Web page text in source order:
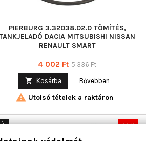
PIERBURG 3.32038.02.0 TÖMÍTÉS,
DACIA MITSUBISHI NISSAN
RENAULT SMART
Ár
4 002 Ft Normál
5 336 Ft
 Kosárba Bővebben
 Utolsó tételek a raktáron
-55%
Új
Akciós!